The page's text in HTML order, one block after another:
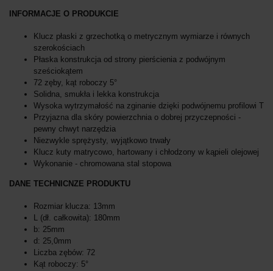
INFORMACJE O PRODUKCIE
Klucz płaski z grzechotką o metrycznym wymiarze i równych
szerokościach
Płaska konstrukcja od strony pierścienia z podwójnym
sześciokątem
72 zęby, kąt roboczy 5°
Solidna, smukła i lekka konstrukcja
Wysoka wytrzymałość na zginanie dzięki podwójnemu profilowi ​​T
Przyjazna dla skóry powierzchnia o dobrej przyczepności -
pewny chwyt narzędzia
Niezwykle sprężysty, wyjątkowo trwały
Klucz kuty matrycowo, hartowany i chłodzony w kąpieli olejowej
Wykonanie - chromowana stal stopowa
DANE TECHNICNZE PRODUKTU
Rozmiar klucza: 13mm
L (dł. całkowita): 180mm
b: 25mm
d: 25,0mm
Liczba zębów: 72
Kąt roboczy: 5°